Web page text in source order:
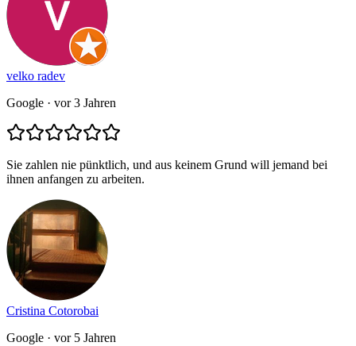
velko radev
Google · vor 3 Jahren
Sie zahlen nie pünktlich, und aus keinem Grund will jemand bei
ihnen anfangen zu arbeiten.
Cristina Cotorobai
Google · vor 5 Jahren